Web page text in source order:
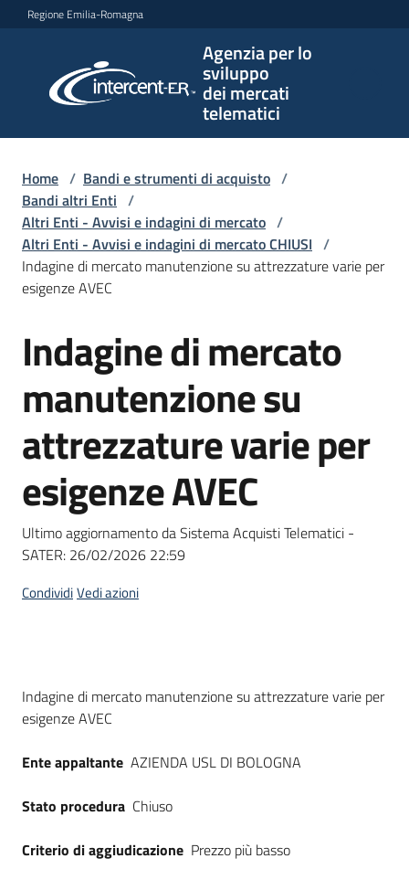
Vai al contenuto
Vai alla navigazione
Vai al footer
Regione Emilia-Romagna
Agenzia per lo
sviluppo
dei mercati
telematici
per lo
sviluppo
telematici
L'Agenzia
Bandi
di
Supporto
Piattaforme
telematiche
English
su
Home / Bandi e strumenti di acquisto /
Bandi altri Enti /
Altri Enti - Avvisi e indagini di mercato /
Altri Enti - Avvisi e indagini di mercato CHIUSI /
Indagine di mercato manutenzione su attrezzature varie per
esigenze AVEC
Salta al contenuto
Indagine di mercato
manutenzione su
attrezzature varie per
esigenze AVEC
Ultimo aggiornamento da Sistema Acquisti Telematici -
SATER: 26/02/2026 22:59
CondividiVedi azioni
Dati del bando
Indagine di mercato manutenzione su attrezzature varie per
esigenze AVEC
Ente appaltante AZIENDA USL DI BOLOGNA
Stato procedura Chiuso
Criterio di aggiudicazione Prezzo più basso